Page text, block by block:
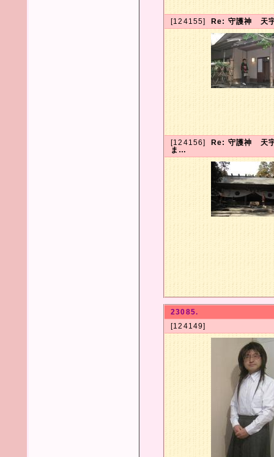
[124155] Re: 守護神 天
[124156]
Re: 守護神 天
ま…
23085.
[124149]